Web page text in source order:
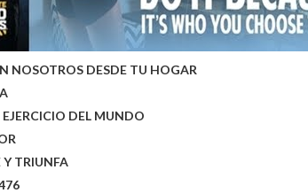
NOSOTROS DESDE TU HOGAR
DEL MUNDO
TRIUNFA